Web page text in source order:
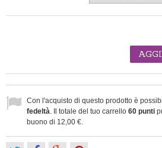
Con l'acquisto di questo prodotto è
fedeltà . Il totale del tuo carrello 60 punti
buono di 12,00 €